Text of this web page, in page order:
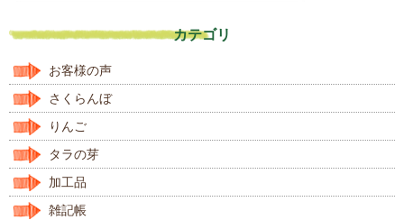
カテゴリ
お客様の声
さくらんぼ
りんご
タラの芽
加工品
雑記帳